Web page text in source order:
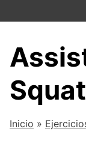
al
Inicio »